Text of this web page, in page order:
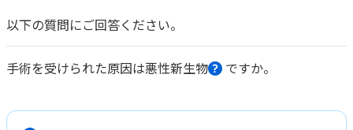
トップ
ご契約者さま
以下の質問にご回答ください。
手術を受けられた原因は悪性新生物 ですか。